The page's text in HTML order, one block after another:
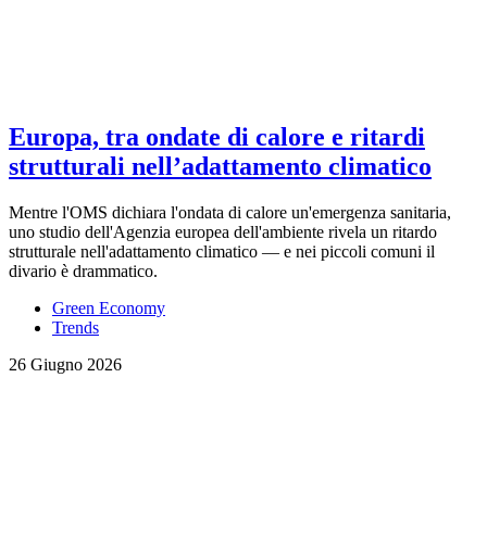
Europa, tra ondate di calore e ritardi
strutturali nell’adattamento climatico
Mentre l'OMS dichiara l'ondata di calore un'emergenza sanitaria,
uno studio dell'Agenzia europea dell'ambiente rivela un ritardo
strutturale nell'adattamento climatico — e nei piccoli comuni il
divario è drammatico.
Green Economy
Trends
26 Giugno 2026